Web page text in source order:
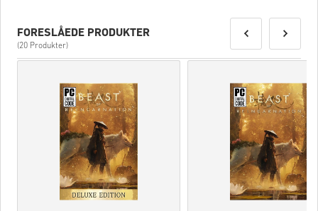
FORESLÅEDE PRODUKTER
(20 Produkter)